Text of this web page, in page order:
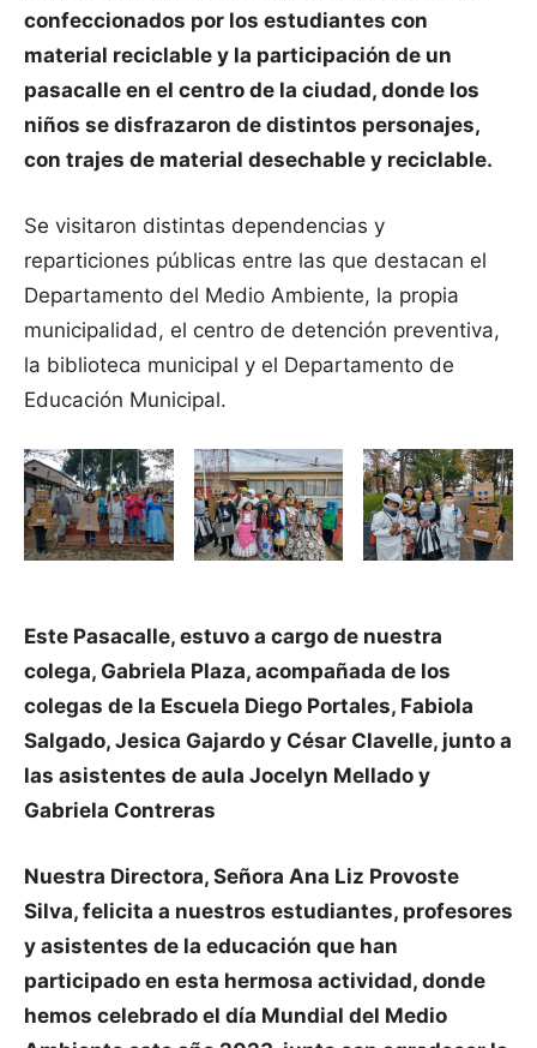
confeccionados por los estudiantes con
material reciclable y la participación de un
pasacalle en el centro de la ciudad, donde los
niños se disfrazaron de distintos personajes,
con trajes de material desechable y reciclable.
Se visitaron distintas dependencias y
reparticiones públicas entre las que destacan el
Departamento del Medio Ambiente, la propia
municipalidad, el centro de detención preventiva,
la biblioteca municipal y el Departamento de
Educación Municipal.
Este Pasacalle, estuvo a cargo de nuestra
colega, Gabriela Plaza, acompañada de los
colegas de la Escuela Diego Portales, Fabiola
Salgado, Jesica Gajardo y César Clavelle, junto a
las asistentes de aula Jocelyn Mellado y
Gabriela Contreras
Nuestra Directora, Señora Ana Liz Provoste
Silva, felicita a nuestros estudiantes, profesores
y asistentes de la educación que han
participado en esta hermosa actividad, donde
hemos celebrado el día Mundial del Medio